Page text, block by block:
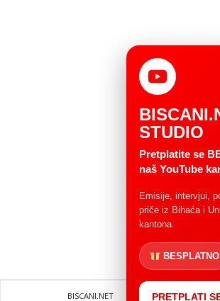
BISCANI.NET Impressum Uvjeti
STUDIO
Pretplatite se
naš YouTube
Emisije, intervjui,
priče iz Bihaća i
kantona.
BESPLATNO
PRETPLATI